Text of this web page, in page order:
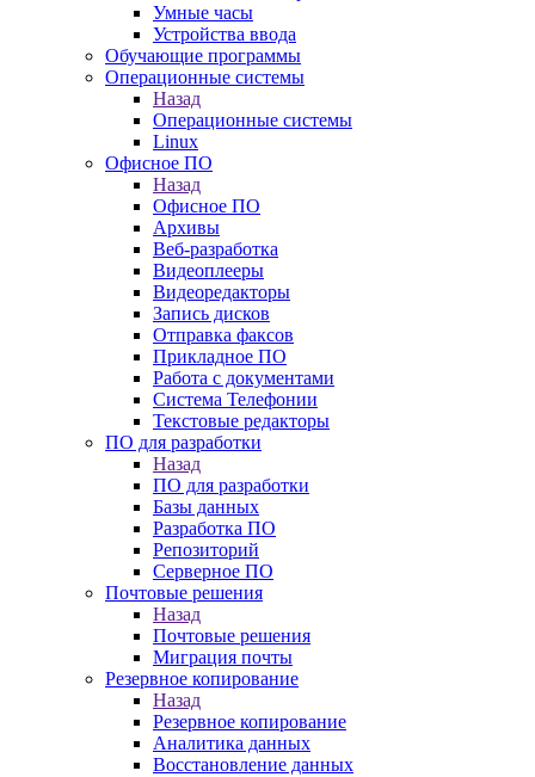
Умные часы
Устройства ввода
Обучающие программы
Операционные системы
Назад
Операционные системы
Linux
Офисное ПО
Назад
Офисное ПО
Архивы
Веб-разработка
Видеоплееры
Видеоредакторы
Запись дисков
Отправка факсов
Прикладное ПО
Работа с документами
Система Телефонии
Текстовые редакторы
ПО для разработки
Назад
ПО для разработки
Базы данных
Разработка ПО
Репозиторий
Серверное ПО
Почтовые решения
Назад
Почтовые решения
Миграция почты
Резервное копирование
Назад
Резервное копирование
Аналитика данных
Восстановление данных